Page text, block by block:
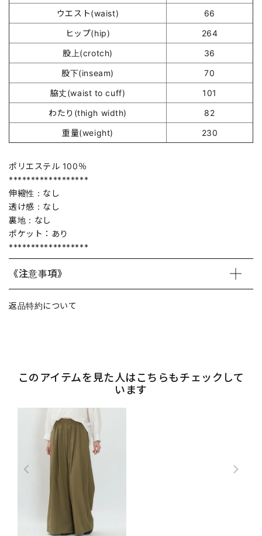
ウエスト(waist)
66
ヒップ(hip)
264
股上(crotch)
36
股下(inseam)
70
脇丈(waist to cuff)
101
わたり(thigh width)
82
重量(weight)
230
ポリエステル 100％
******************
伸縮性：なし
透け感：なし
裏地：なし
ポケット：あり
******************
《注意事項》
返品特約について
このアイテムを見た人はこちらもチェックして
います